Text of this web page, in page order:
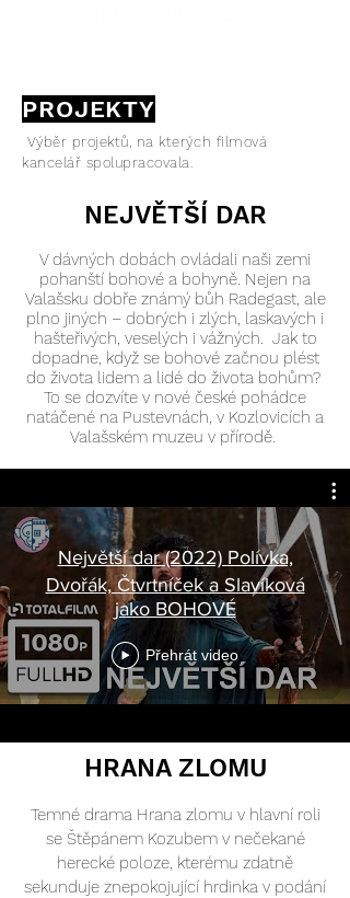
PROJEKTY
Výběr projektů, na kterých filmová
kancelář spolupracovala.
NEJVĚTŠÍ DAR
V dávných dobách ovládali naši zemi
pohanští bohové a bohyně. Nejen na
Valašsku dobře známý bůh Radegast, ale
plno jiných – dobrých i zlých, laskavých i
hašteřivých, veselých i vážných. Jak to
dopadne, když se bohové začnou plést
do života lidem a lidé do života bohům?
To se dozvíte v nové české pohádce
natáčené na Pustevnách, v Kozlovicích a
Valašském muzeu v přírodě.
Největší dar (2022) Polívka,
Dvořák, Čtvrtníček a Slavíková
jako BOHOVÉ
Přehrát video
HRANA ZLOMU
Temné drama Hrana zlomu v hlavní roli
se Štěpánem Kozubem v nečekané
herecké poloze, kterému zdatně
sekunduje znepokojující hrdinka v podání